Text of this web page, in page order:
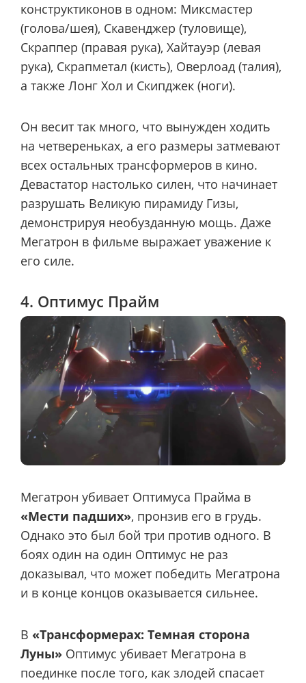
конструктиконов в одном: Миксмастер
(голова/шея), Скавенджер (туловище),
Скраппер (правая рука), Хайтауэр (левая
рука), Скрапметал (кисть), Оверлоад (талия),
а также Лонг Хол и Скипджек (ноги).
Он весит так много, что вынужден ходить
на четвереньках, а его размеры затмевают
всех остальных трансформеров в кино.
Девастатор настолько силен, что начинает
разрушать Великую пирамиду Гизы,
демонстрируя необузданную мощь. Даже
Мегатрон в фильме выражает уважение к
его силе.
4. Оптимус Прайм
Мегатрон убивает Оптимуса Прайма в
«Мести падших», пронзив его в грудь.
Однако это был бой три против одного. В
боях один на один Оптимус не раз
доказывал, что может победить Мегатрона
и в конце концов оказывается сильнее.
В «Трансформерах: Темная сторона
Луны» Оптимус убивает Мегатрона в
поединке после того, как злодей спасает